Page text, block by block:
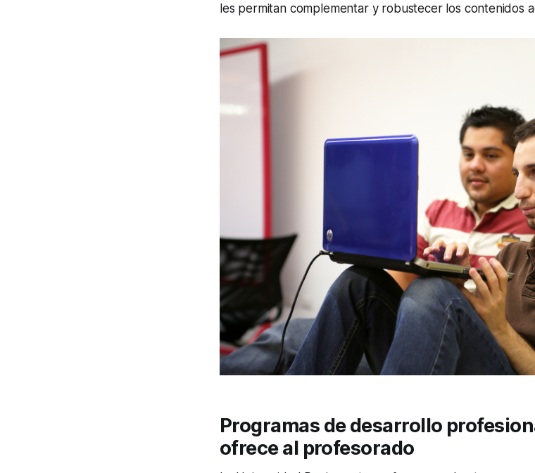
les permitan complementar y robustecer los contenidos
Programas de desarrollo
ofrece al profesorado